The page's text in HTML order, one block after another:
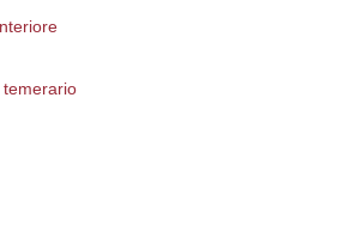
temerario